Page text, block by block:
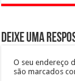
Deixe uma
O seu endereço
são marcados